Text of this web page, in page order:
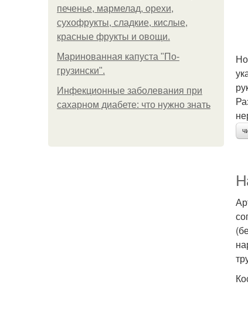
печенье, мармелад, орехи,
сухофрукты, сладкие, кислые,
красные фрукты и овощи.
Маринованная капуста "По-
грузински".
Инфекционные заболевания при
сахарном диабете: что нужно знать